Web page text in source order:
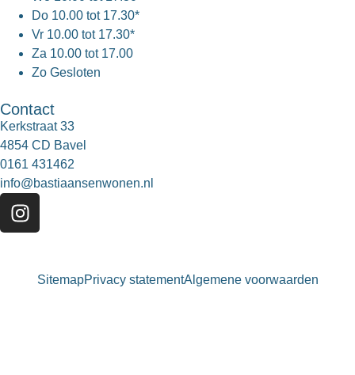
Do 10.00 tot 17.30*
Vr 10.00 tot 17.30*
Za 10.00 tot 17.00
Zo Gesloten
Contact
Kerkstraat 33
4854 CD Bavel
0161 431462
info@bastiaansenwonen.nl
SitemapPrivacy statementAlgemene voorwaarden